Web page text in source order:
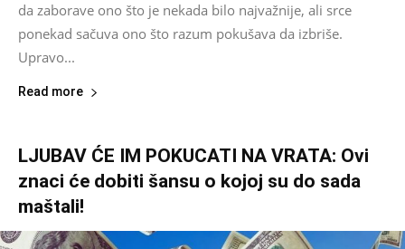
da zaborave ono što je nekada bilo najvažnije, ali srce
ponekad sačuva ono što razum pokušava da izbriše.
Upravo...
Read more
LJUBAV ĆE IM POKUCATI NA VRATA: Ovi
znaci će dobiti šansu o kojoj su do sada
maštali!